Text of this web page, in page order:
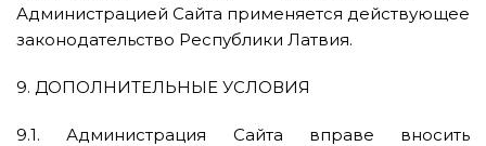
Администрацией Сайта применяется действующее
законодательство Республики Латвия.
9. ДОПОЛНИТЕЛЬНЫЕ УСЛОВИЯ
9.1. Администрация Сайта вправе вносить